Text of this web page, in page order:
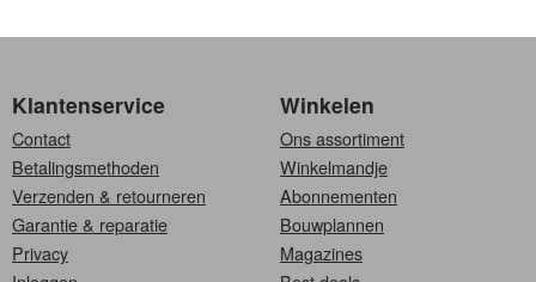
Klantenservice
Contact
Betalingsmethoden
Verzenden & retourneren
Garantie & reparatie
Privacy
Winkelen
Ons assortiment
Winkelmandje
Abonnementen
Bouwplannen
Magazines